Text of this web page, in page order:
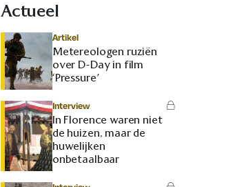
Actueel
Artikel
Metereologen ruziën
over D-Day in film
‘Pressure’
Interview
In Florence waren niet
de huizen, maar de
huwelijken
onbetaalbaar